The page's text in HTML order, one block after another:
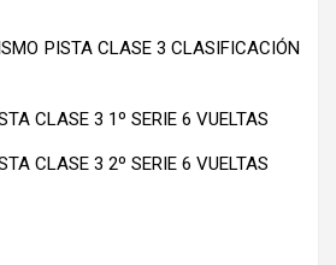
PISTA CLASE 3 CLASIFICACIÓN
CLASE 3 1º SERIE 6 VUELTAS
CLASE 3 2º SERIE 6 VUELTAS